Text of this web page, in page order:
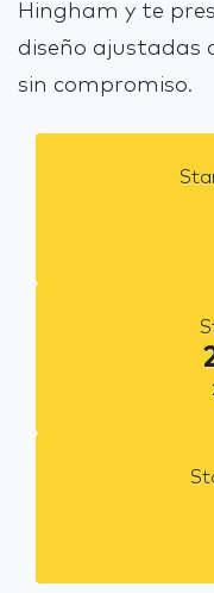
Hingham y te
diseño ajustadas
sin compromiso.